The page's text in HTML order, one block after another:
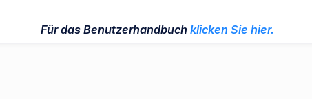
Für das Benutzerhandbuch klicken Sie hier.